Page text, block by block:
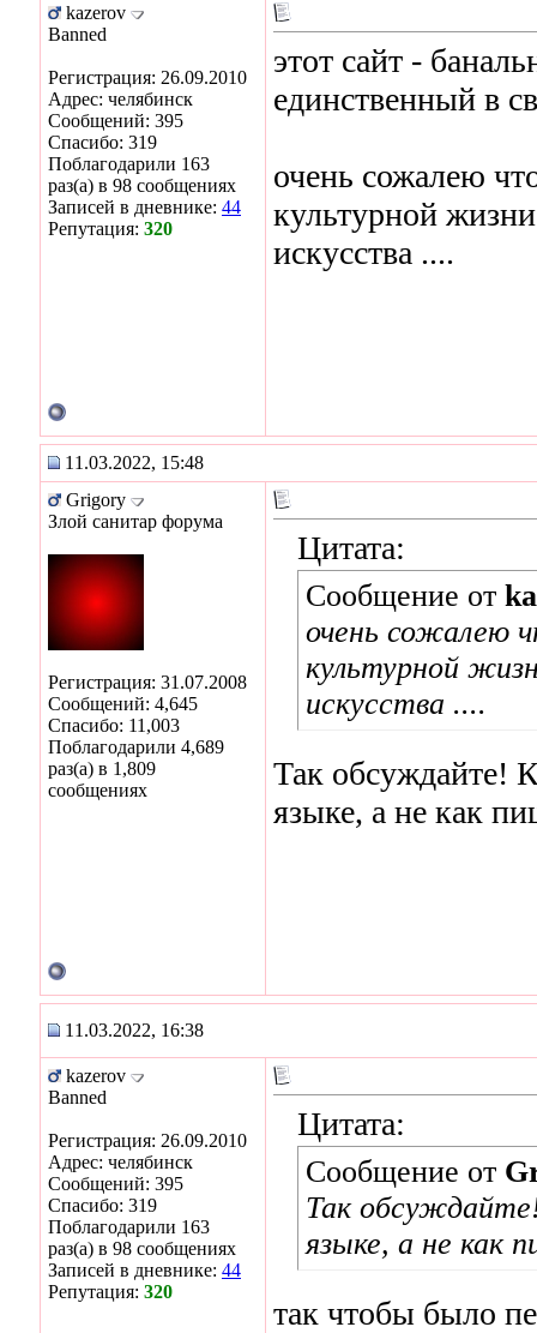
kazerov
Banned
Регистрация: 26.09.2010
Адрес: челябинск
Сообщений: 395
Спасибо: 319
Поблагодарили 163
раз(а) в 98 сообщениях
Записей в дневнике: 44
Репутация: 320
этот сайт -
единственный в
очень сожалею
культурной
искусства ....
11.03.2022, 15:48
Grigory
Злой санитар форума
Регистрация: 31.07.2008
Сообщений: 4,645
Спасибо: 11,003
Поблагодарили 4,689
раз(а) в 1,809
сообщениях
Цитата:
Сообщение от
очень сожалею
культурной
искусства ....
Так обсуждайте!
языке, а не как
11.03.2022, 16:38
kazerov
Banned
Регистрация: 26.09.2010
Адрес: челябинск
Сообщений: 395
Спасибо: 319
Поблагодарили 163
раз(а) в 98 сообщениях
Записей в дневнике: 44
Репутация: 320
Цитата:
Сообщение от
Так
языке, а не как
так чтобы было